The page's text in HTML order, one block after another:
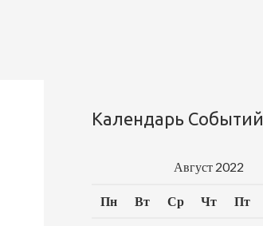
Календарь Событий
Август 2022
Пн Вт Ср Чт Пт